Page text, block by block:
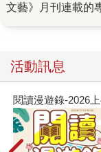
文藝》月刊連載的
可以重新配圖，讓
配圖模式，將漢先
欄，完成了《透視
生多年以來有諸
自二○○四年至二○
稿，洽商出版社
活動訊息
飢餓遊戲前傳贈早